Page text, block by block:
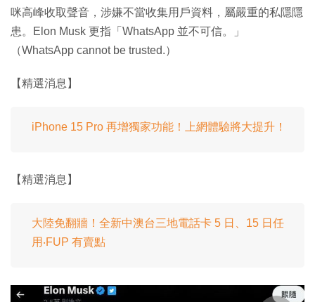
咪高峰收取聲音，涉嫌不當收集用戶資料，屬嚴重的私隱隱
患。Elon Musk 更指「WhatsApp 並不可信。」
（WhatsApp cannot be trusted.）
【精選消息】
iPhone 15 Pro 再增獨家功能！上網體驗將大提升！
【精選消息】
大陸免翻牆！全新中澳台三地電話卡 5 日、15 日任
用‧FUP 有賣點